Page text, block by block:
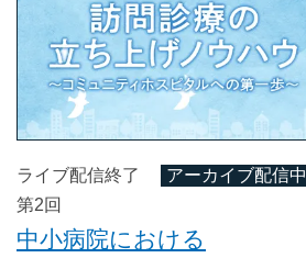
ライブ配信終了
アーカイブ配信中
第2回
中小病院における